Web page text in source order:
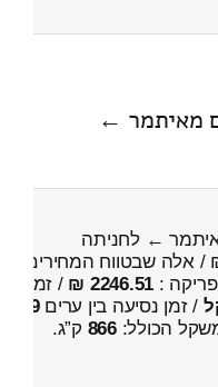
דירה 2 חדרים מאיתמר ←
/ אלה שבטווח המחירים
:
2246.51 ₪ / זמן :
/ זמן נסיעה בין ערים39 דקות
הכולל:866 ק”ג.